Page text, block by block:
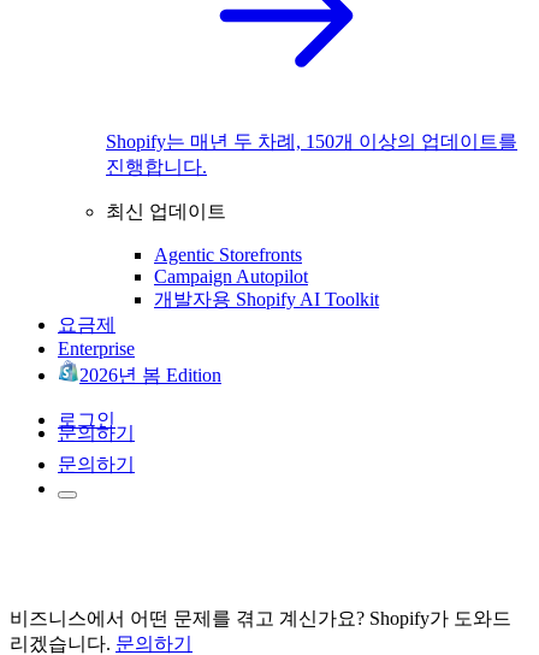
Shopify는 매년 두 차례, 150개 이상의 업데이트를
진행합니다.
최신 업데이트
Agentic Storefronts
Campaign Autopilot
개발자용 Shopify AI Toolkit
요금제
Enterprise
2026년 봄 Edition
로그인
문의하기
문의하기
비즈니스에서 어떤 문제를 겪고 계신가요? Shopify가 도와드
리겠습니다. 문의하기